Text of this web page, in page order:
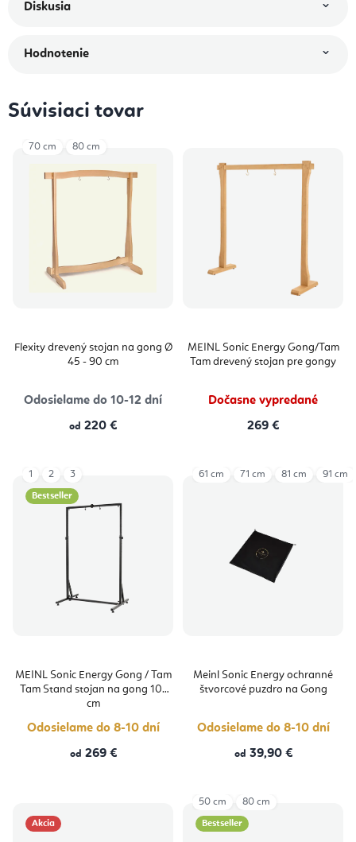
Diskusia
Hodnotenie
Súvisiaci tovar
Flexity drevený stojan na gong Ø
45 - 90 cm
Odosielame do 10-12 dní
od 220 €
70 cm 80 cm
MEINL Sonic Energy Gong/Tam
Tam drevený stojan pre gongy
Dočasne vypredané
269 €
Bestseller
MEINL Sonic Energy Gong / Tam
Tam Stand stojan na gong 101
cm
Odosielame do 8-10 dní
od 269 €
1 2 3
Meinl Sonic Energy ochranné
štvorcové puzdro na Gong
Odosielame do 8-10 dní
od 39,90 €
61 cm 71 cm 81 cm 91 cm
Akcia Bestseller
50 cm 80 cm